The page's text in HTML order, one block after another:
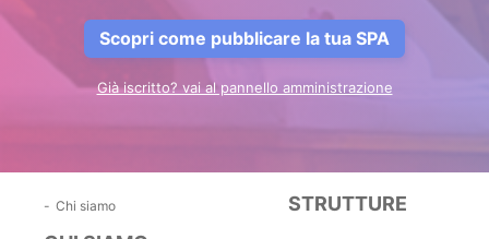
Scopri come pubblicare la tua SPA
Già iscritto? vai al pannello amministrazione
Chi siamo STRUTTURE